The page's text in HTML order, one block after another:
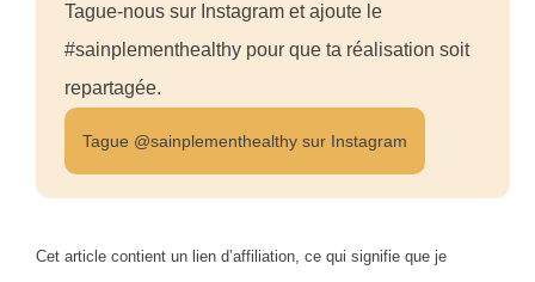
Tague-nous sur Instagram et ajoute le
#sainplementhealthy pour que ta réalisation soit
repartagée.
Tague @sainplementhealthy sur Instagram
Cet article contient un lien d’affiliation, ce qui signifie que je